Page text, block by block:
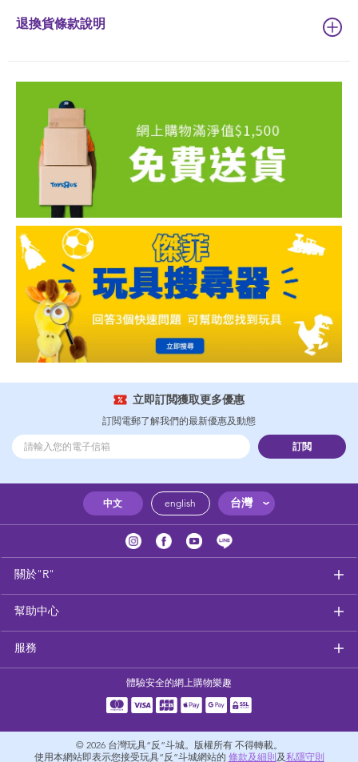
退換貨條款說明
立即訂閲獲取更多優惠
訂閲電郵了解我們的最新優惠及動態
訂閲
中文 english 台灣
關於"R"
幫助中心
服務
體驗安全的網上購物樂趣
© 2026 台灣玩具“反”斗城。版權所有 不得轉載。
使用本網站即表示您接受玩具“反”斗城網站的 條款及細則及私隱守則